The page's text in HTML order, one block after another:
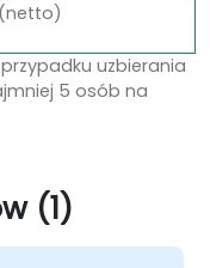
uzbierania
5 osób na
(1)